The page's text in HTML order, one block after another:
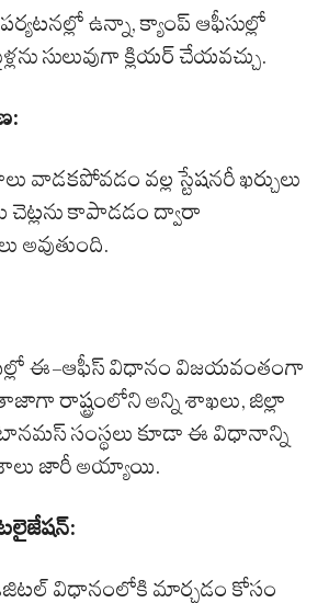
ఉన్నా, క్యాంప్ ఆఫీసుల్లో
సులువుగా క్లియర్ చేయవచ్చు.
వాడకపోవడం వల్ల స్టేషనరీ ఖర్చులు
చెట్లను కాపాడడం ద్వారా
అవుతుంది.
ఈ-ఆఫీస్ విధానం విజయవంతంగా
రాష్ట్రంలోని అన్ని శాఖలు, జిల్లా
సంస్థలు కూడా ఈ విధానాన్ని
జారీ అయ్యాయి.
విధానంలోకి మార్చడం కోసం